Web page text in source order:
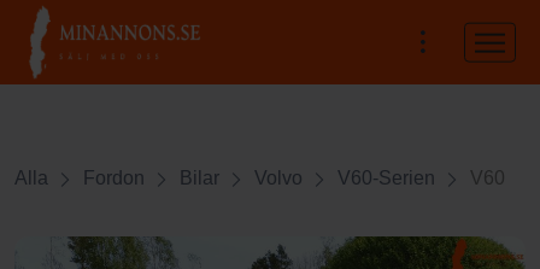
Alla Fordon Bilar Volvo V60-Serien V60